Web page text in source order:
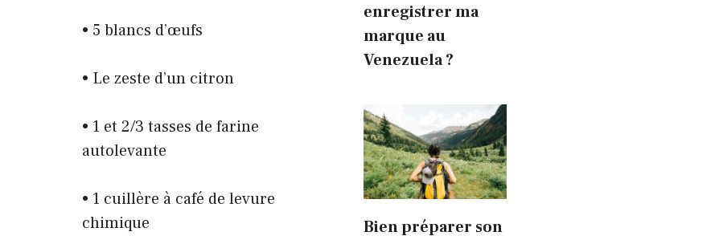
• 5 blancs d’œufs
• Le zeste d’un citron
• 1 et 2/3 tasses de farine
autolevante
• 1 cuillère à café de levure
chimique
enregistrer ma
marque au
Venezuela ?
Bien préparer son